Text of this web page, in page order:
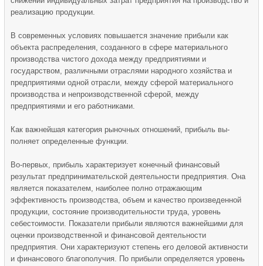
реализацию продукции.
В современных условиях повышается значение прибыли как
объекта распределения, созданного в сфере материального
производства чистого дохода между предприятиями и
государством, различными отраслями народного хозяйства и
предприятиями одной отрасли, между сферой материального
производства и непроизводственной сферой, между
предприятиями и его работниками.
Как важнейшая категория рыночных отношений, прибыль вы­
полняет определенные функции.
Во-первых, прибыль характеризует конечный финансовый
результат предпринимательской деятельности предприятия. Она
является показателем, наиболее полно отражающим
эффективность производства, объем и качество произведенной
продукции, состояние производительности труда, уровень
себестоимости. Показатели прибыли являются важнейшими для
оценки производственной и финансовой деятельности
предприятия. Они характеризуют степень его деловой активности
и финансового благополучия. По прибыли определяется уровень